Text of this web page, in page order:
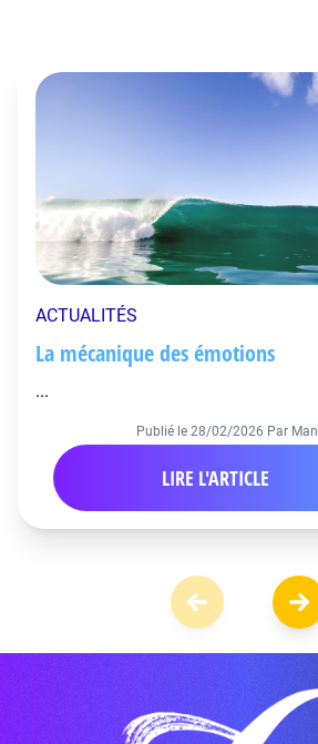
ACTUALITÉS
La mécanique des émotions
...
Publié le 28/02/2026 Par
LIRE L'ARTICLE